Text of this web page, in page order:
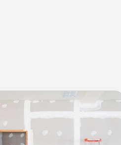
un résultat esthétique
intemporelle Pour un
naturelle demeure un choix
des veines et des nuances